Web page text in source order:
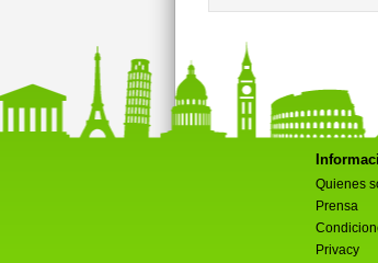
Quienes
Prensa
Privacy